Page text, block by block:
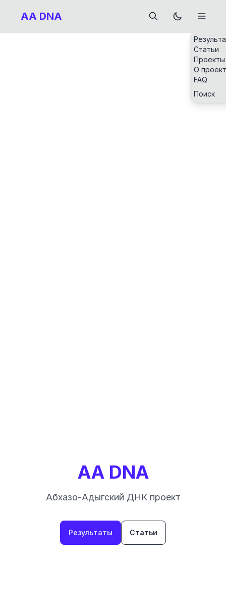
AA DNA
Статьи
Проекты
О
FAQ
Поиск
AA DNA
Абхазо-Адыгский ДНК проект
Результаты Статьи